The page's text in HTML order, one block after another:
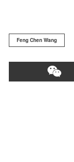
Feng Chen Wang